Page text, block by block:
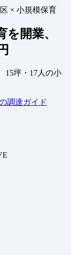
× 小規模保育
開業、
15坪・17人の小
調達ガイド